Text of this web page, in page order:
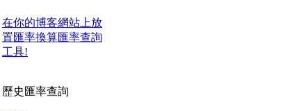
在你的博客網站上放
置匯率換算匯率查詢
工具!
歷史匯率查詢